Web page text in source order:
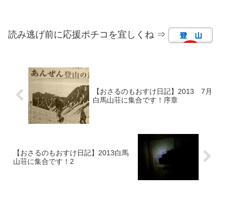
読み逃げ前に応援ポチコを宜しくね ⇒
【おさるのもおすけ日記】2013 7月
白馬山荘に集合です！序章
【おさるのもおすけ日記】2013白馬
山荘に集合です！2